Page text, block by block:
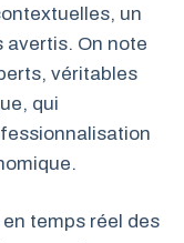
un
avertis. On note
véritables
qui
temps réel des